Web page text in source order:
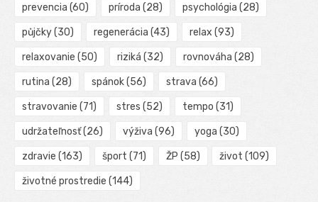
prevencia (60) príroda (28) psychológia (28)
půjčky(30) regenerácia (43) relax (93)
relaxovanie (50) riziká (32) rovnováha (28)
rutina (28) spánok(56) strava (66)
stravovanie (71) stres (52) tempo (31)
udržateľnosť(26) výživa (96) yoga (30)
zdravie (163) šport (71) ŽP (58) život (109)
životné prostredie (144)